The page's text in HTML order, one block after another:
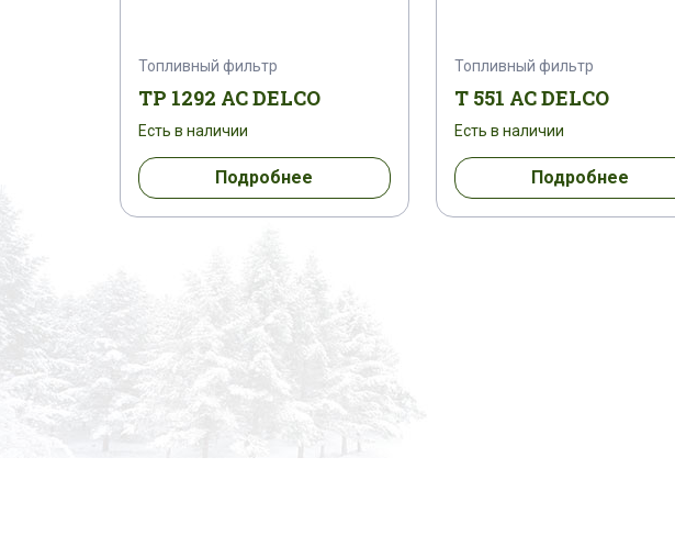
Топливный фильтр
TP 1292 AC DELCO
Есть в наличии
Подробнее
Топливный фильтр
T 551 AC DELCO
Есть в наличии
Подробнее